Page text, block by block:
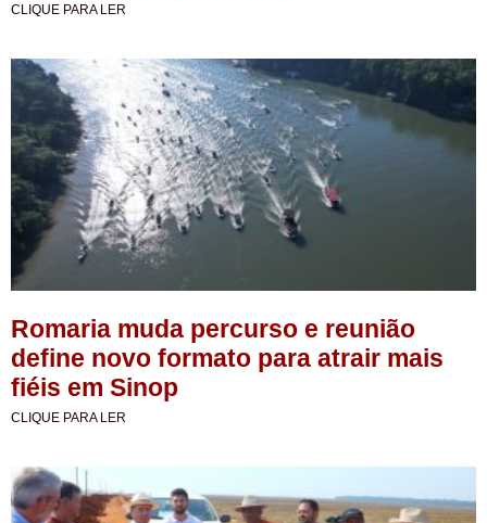
CLIQUE PARA LER
Romaria muda percurso e reunião
define novo formato para atrair mais
fiéis em Sinop
CLIQUE PARA LER